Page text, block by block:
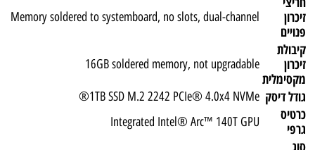
זיכרון
פנויים
Memory soldered to systemboard, no slots, dual-channel
קיבולת
זיכרון
מקסימלית
16GB soldered memory, not upgradable
גודל דיסק 1TB SSD M.2 2242 PCIe® 4.0x4 NVMe®
כרטיס
גרפי
Integrated Intel® Arc™ 140T GPU
סוג